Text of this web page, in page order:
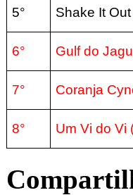
5° Shake It Out
6° Gulf do
7° Coranja
8° Um Vi do Vi